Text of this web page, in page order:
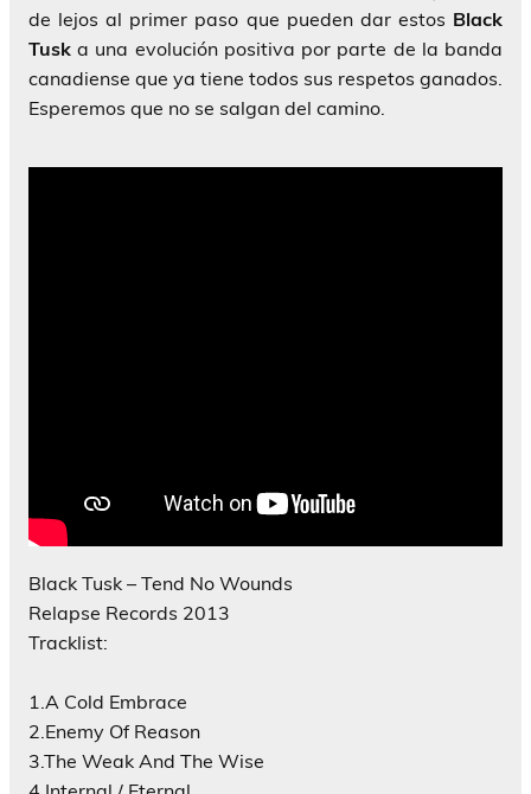
de lejos al primer paso que pueden dar estos Black
Tusk a una evolución positiva por parte de la banda
canadiense que ya tiene todos sus respetos ganados.
Esperemos que no se salgan del camino.
Black Tusk – Tend No Wounds
Relapse Records 2013
Tracklist:
1.A Cold Embrace
2.Enemy Of Reason
3.The Weak And The Wise